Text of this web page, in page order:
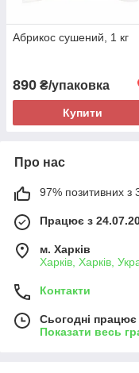
Абрикос сушений, 1 кг
890 ₴/упаковка
Купити
Про нас
97% позитивних з
Працює з
м. Харків
Харків, Харків,
Контакти
Сьогодні
Показати весь